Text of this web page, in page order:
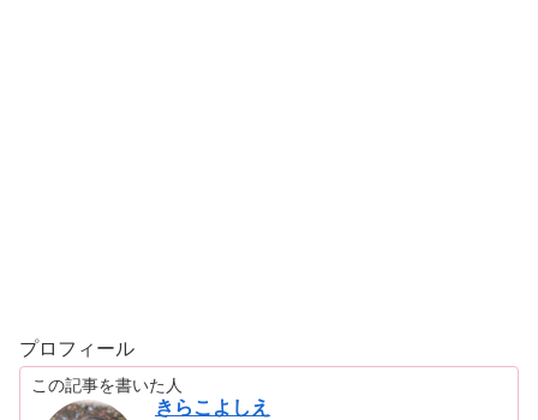
プロフィール
この記事を書いた人
きらこよしえ